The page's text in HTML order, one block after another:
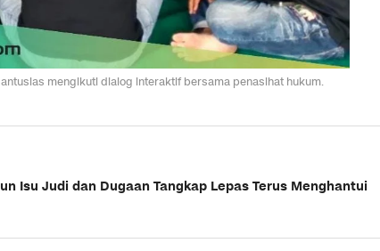
mengikuti dialog interaktif bersama penasihat hukum.
Isu Judi dan Dugaan Tangkap Lepas Terus Menghantui